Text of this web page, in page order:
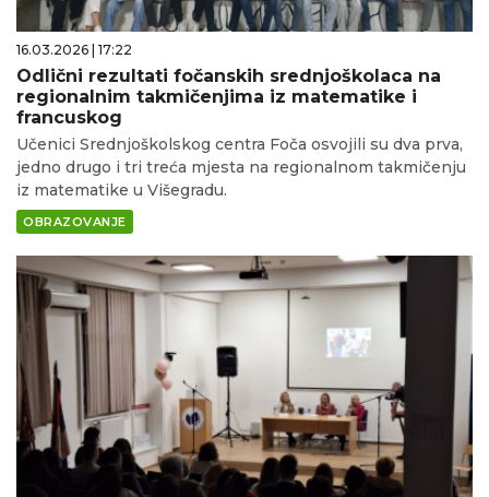
16.03.2026 | 17:22
Odlični rezultati fočanskih srednjoškolaca na
regionalnim takmičenjima iz matematike i
francuskog
Učenici Srednjoškolskog centra Foča osvojili su dva prva,
jedno drugo i tri treća mjesta na regionalnom takmičenju
iz matematike u Višegradu.
OBRAZOVANJE